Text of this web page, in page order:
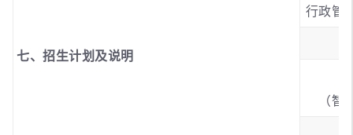
七、招生计划及说明
行政管
（